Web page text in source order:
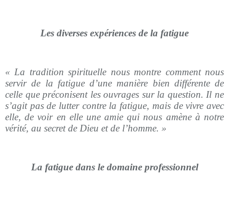
Les diverses expériences de la fatigue
« La tradition spirituelle nous montre comment nous
servir de la fatigue d’une manière bien différente de
celle que préconisent les ouvrages sur la question. Il ne
s’agit pas de lutter contre la fatigue, mais de vivre avec
elle, de voir en elle une amie qui nous amène à notre
vérité, au secret de Dieu et de l’homme. »
La fatigue dans le domaine professionnel